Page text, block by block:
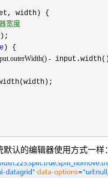
宽度
-
认的编辑器使用方式一样：